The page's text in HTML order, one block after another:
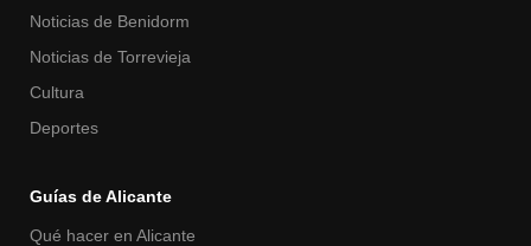
Noticias de Benidorm
Noticias de Torrevieja
Cultura
Deportes
Guías de Alicante
Qué hacer en Alicante